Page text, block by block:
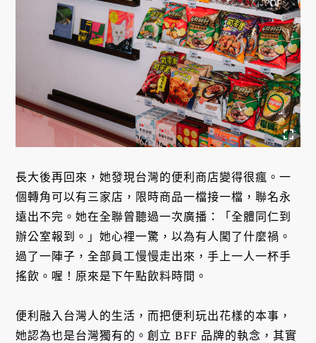
長大後再回來，她發現台灣的便利商店變得很瘋。一
個轉角可以有三家店，限時商品一檔接一檔，聯名永
遠出不完。她在全聯曾聽過一次廣播：「全體同仁到
辦公室報到。」她心裡一驚，以為有人闖了什麼禍。
過了一陣子，全部員工慢慢走出來，手上一人一杯手
搖飲。喔！原來是下午點飲料時間。
便利融入台灣人的生活，而把便利玩出花樣的本事，
她認為也是台灣獨有的。創立 BFF 品牌的執念，其實